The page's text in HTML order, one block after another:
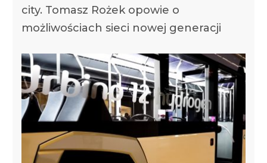
city. Tomasz Rożek opowie o
możliwościach sieci nowej generacji